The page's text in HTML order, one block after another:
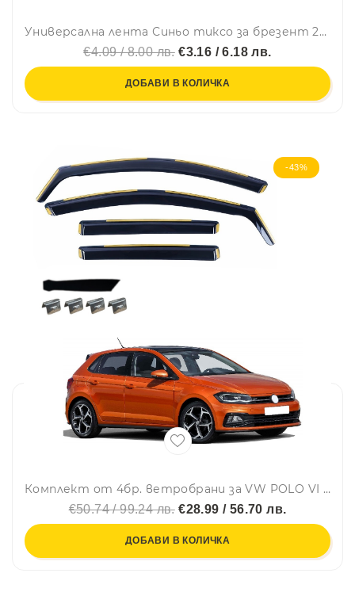
Универсална лента Синьо тиксо за брезент 20м х 50мм
€4.09 / 8.00 лв.€3.16 / 6.18 лв.
ДОБАВИ В КОЛИЧКА
-43%
Комплект от 4бр. ветробрани за VW POLO VI HATCHBACK 2017 г. +
€50.74 / 99.24 лв.€28.99 / 56.70 лв.
ДОБАВИ В КОЛИЧКА